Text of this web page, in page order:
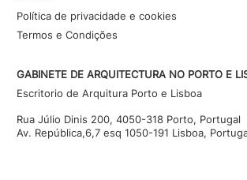
Política de privacidade e cookies
Termos e Condições
GABINETE DE ARQUITECTURA NO PORTO E
Escritorio de Arquitura Porto e Lisboa
Rua Júlio Dinis 200, 4050-318 Porto, Portugal
Av. República,6,7 esq 1050-191 Lisboa,